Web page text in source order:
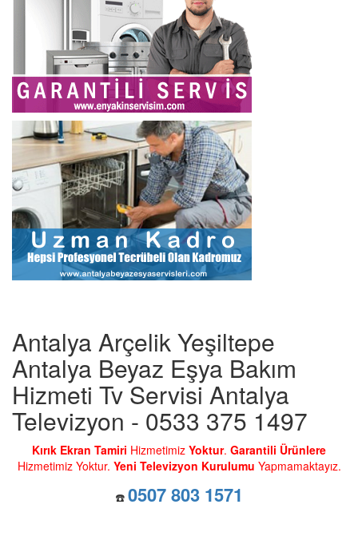
Antalya Arçelik Yeşiltepe
Antalya Beyaz Eşya Bakım
Hizmeti Tv Servisi Antalya
Televizyon - 0533 375 1497
Kırık Ekran Tamiri Hizmetimiz Yoktur. Garantili Ürünlere
Hizmetimiz Yoktur. Yeni Televizyon Kurulumu Yapmamaktayız.
☎️ 0507 803 1571